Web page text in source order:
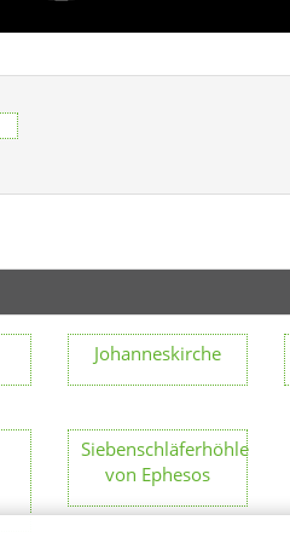
Johanneskirche
Siebenschläferhöhle
von Ephesos